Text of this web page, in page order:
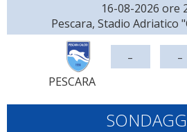
16-08-2026 ore
Pescara, Stadio Adriatico
PESCARA
- -